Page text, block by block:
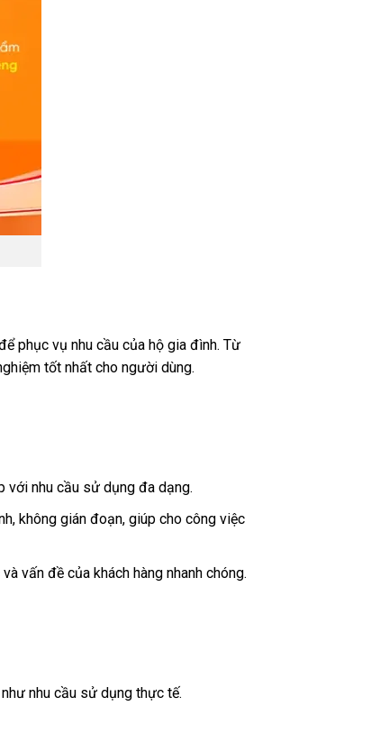
phục vụ nhu cầu của hộ gia đình. Từ
tốt nhất cho người dùng.
nhu cầu sử dụng đa dạng.
không gián đoạn, giúp cho công việc
vấn đề của khách hàng nhanh chóng.
nhu cầu sử dụng thực tế.